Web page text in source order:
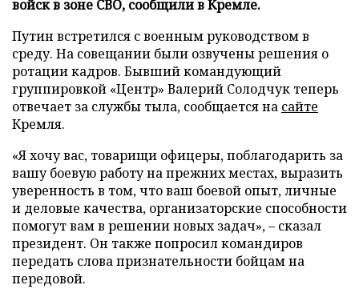
войск в зоне СВО, сообщили в Кремле.
Путин встретился с военным руководством в
среду. На совещании были озвучены решения о
ротации кадров. Бывший командующий
группировкой «Центр» Валерий Солодчук теперь
отвечает за службы тыла, сообщается на сайте
Кремля.
«Я хочу вас, товарищи офицеры, поблагодарить за
вашу боевую работу на прежних местах, выразить
уверенность в том, что ваш боевой опыт, личные
и деловые качества, организаторские способности
помогут вам в решении новых задач», – сказал
президент. Он также попросил командиров
передать слова признательности бойцам на
передовой.